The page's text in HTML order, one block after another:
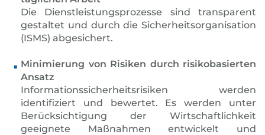
Die Dienstleistungsprozesse sind transparent
gestaltet und durch die Sicherheitsorganisation
(ISMS) abgesichert.
Minimierung von Risiken durch risikobasierten
Ansatz
Informationssicherheitsrisiken werden
identifiziert und bewertet. Es werden unter
Berücksichtigung der Wirtschaftlichkeit
geeignete Maßnahmen entwickelt und